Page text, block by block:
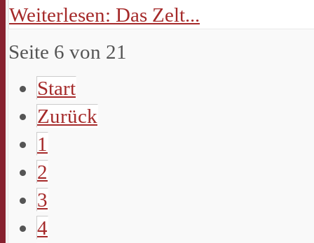
Weiterlesen: Das Zelt...
Seite 6 von 21
Start
Zurück
1
2
3
4